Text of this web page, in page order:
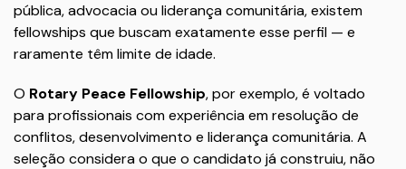
pública, advocacia ou liderança comunitária, existem
fellowships que buscam exatamente esse perfil — e
raramente têm limite de idade.
O Rotary Peace Fellowship, por exemplo, é voltado
para profissionais com experiência em resolução de
conflitos, desenvolvimento e liderança comunitária. A
seleção considera o que o candidato já construiu, não